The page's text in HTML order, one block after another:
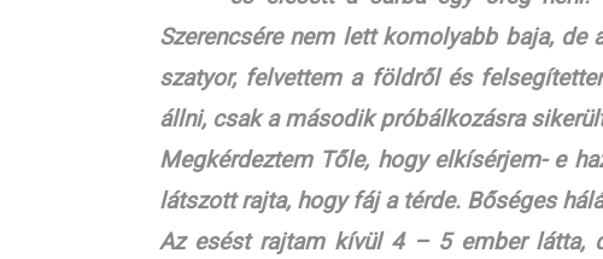
Szerencsére nem lett komolyabb baja,
szatyor, felvettem a földről és
állni, csak a második próbálkozásra
Megkérdeztem Tőle, hogy elkísérjem- e
látszott rajta, hogy fáj a térde. Bőséges
Az esést rajtam kívül 4 – 5 ember látta,